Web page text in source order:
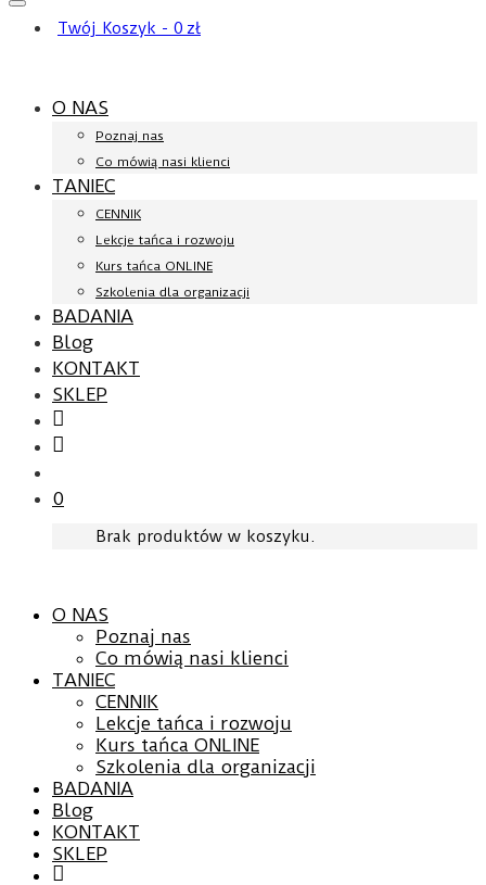
Twój Koszyk - 0 zł
O NAS
Poznaj nas
Co mówią nasi klienci
TANIEC
CENNIK
Lekcje tańca i rozwoju
Kurs tańca ONLINE
Szkolenia dla organizacji
BADANIA
Blog
KONTAKT
SKLEP
0
Brak produktów w koszyku.
O NAS
Poznaj nas
Co mówią nasi klienci
TANIEC
CENNIK
Lekcje tańca i rozwoju
Kurs tańca ONLINE
Szkolenia dla organizacji
BADANIA
Blog
KONTAKT
SKLEP